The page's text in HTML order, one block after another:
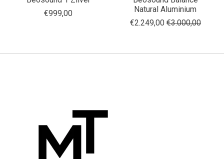
€999,00
Natural Aluminium
€2.249,00 €3.000,00